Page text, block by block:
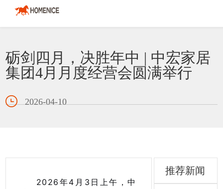
砺剑四月，决胜年中 | 中宏家居
集团4月月度经营会圆满举行
2026-04-10
2026年4月3日上午，中
推荐新闻